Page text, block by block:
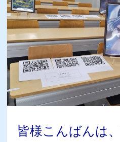
皆様こんばんは